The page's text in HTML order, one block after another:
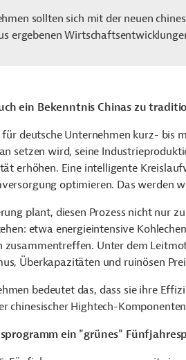
sollten sich mit der neuen
ergebenen
ein Bekenntnis Chinas zu
für deutsche Unternehmen kurz-
setzen wird, seine
erhöhen. Eine intelligente
optimieren. Das werden
plant, diesen Prozess nicht nur
etwa energieintensive
zusammentreffen. Unter dem
Überkapazitäten und ruinösen
bedeutet das, dass sie ihre
chinesischer Hightech-
ein "grünes"